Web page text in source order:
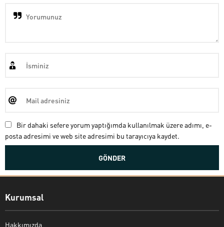
Bir dahaki sefere yorum yaptığımda kullanılmak üzere adımı, e-
posta adresimi ve web site adresimi bu tarayıcıya kaydet.
Kurumsal
Hakkımızda